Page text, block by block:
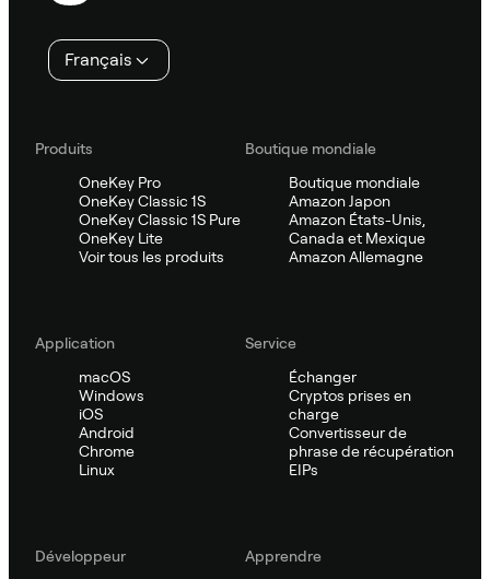
page
Français
Produits
OneKey Pro
OneKey Classic 1S
OneKey Classic 1S Pure
OneKey Lite
Voir tous les produits
Boutique mondiale
Boutique mondiale
Amazon Japon
Amazon États-Unis,
Canada et Mexique
Amazon Allemagne
Application
macOS
Windows
iOS
Android
Chrome
Linux
Service
Échanger
Cryptos prises en
charge
Convertisseur de
phrase de récupération
EIPs
Développeur
Apprendre